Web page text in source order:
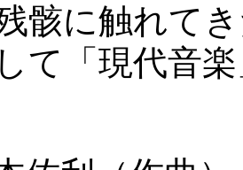
骸に触れて
て「現代音